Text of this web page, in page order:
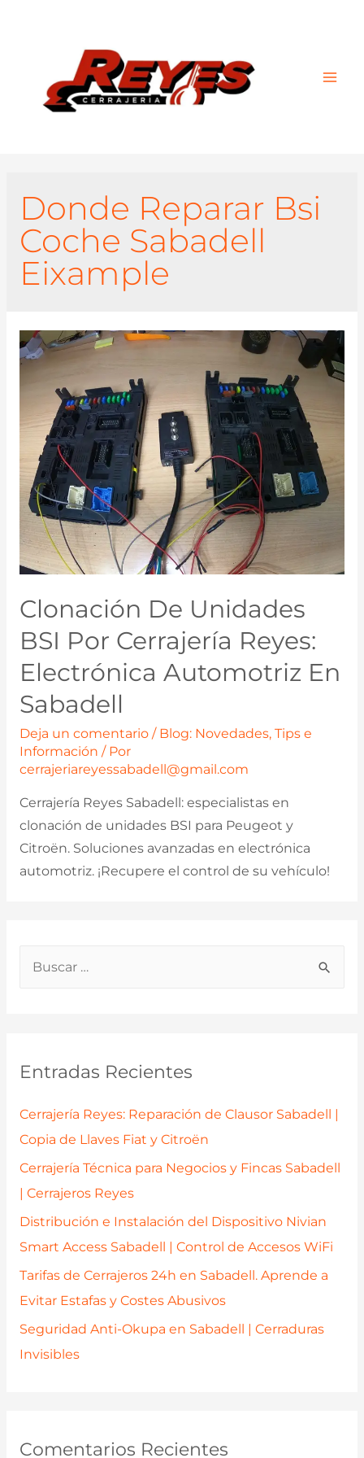
p
o
:
Entradas Recientes
Cerrajería Reyes: Reparación de Clausor Sabadell |
Copia de Llaves Fiat y Citroën
Cerrajería Técnica para Negocios y Fincas Sabadell
| Cerrajeros Reyes
Distribución e Instalación del Dispositivo Nivian
Smart Access Sabadell | Control de Accesos WiFi
Tarifas de Cerrajeros 24h en Sabadell. Aprende a
Evitar Estafas y Costes Abusivos
Seguridad Anti-Okupa en Sabadell | Cerraduras
Invisibles
Comentarios Recientes
Donde Reparar Bsi
Coche Sabadell
Eixample
Clonación De Unidades
BSI Por Cerrajería Reyes:
Electrónica Automotriz En
Sabadell
Deja un comentario / Blog: Novedades, Tips e
Información / Por
cerrajeriareyessabadell@gmail.com
Cerrajería Reyes Sabadell: especialistas en
clonación de unidades BSI para Peugeot y
Citroën. Soluciones avanzadas en electrónica
automotriz. ¡Recupere el control de su vehículo!